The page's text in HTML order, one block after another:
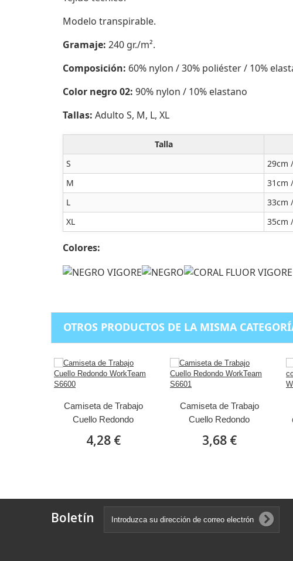
Modelo transpirable.
Gramaje: 240 gr./m².
Composición: 60% nylon / 30% poliéster / 10%
Color negro 02: 90% nylon / 10% elastano
Tallas: Adulto S, M, L, XL
Talla
S
29cm
M
31cm
L
33cm
XL
35cm
Colores:
OTROS PRODUCTOS DE LA MISMA
Camiseta de Trabajo
Cuello Redondo
4,28 €
Camiseta de Trabajo
Cuello Redondo
3,68 €
Boletín